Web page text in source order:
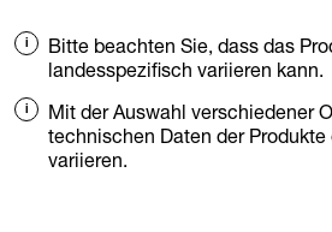
Bitte beachten Sie, dass das
landesspezifisch variieren kann.
Mit der Auswahl verschiedener
technischen Daten der
variieren.